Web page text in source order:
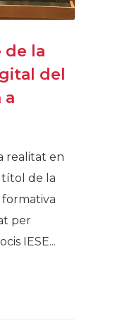
la
del
a
realitat en
títol de la
per
IESE...